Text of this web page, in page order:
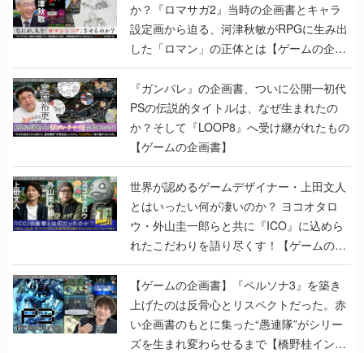
か？『ロマサガ2』当時の企画書とキャラ
設定画から迫る、河津秋敏がRPGに生み出
した「ロマン」の正体とは【ゲームの企画
書】
『ガンパレ』の企画書、ついに公開━初代
PSの伝説的タイトルは、なぜ生まれたの
か？そして『LOOP8』へ受け継がれたもの
【ゲームの企画書】
世界が認めるゲームデザイナー・上田文人
とはいったい何が凄いのか？ ヨコオタロ
ウ・外山圭一郎らと共に『ICO』に込めら
れたこだわりを語り尽くす！【ゲームの企
画書】
【ゲームの企画書】『ペルソナ3』を築き
上げたのは反骨心とリスペクトだった。赤
い企画書のもとに集った“愚連隊”がシリー
ズを生まれ変わらせるまで【橋野桂インタ